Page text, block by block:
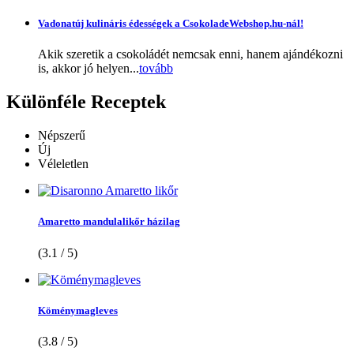
Vadonatúj kulináris édességek a CsokoladeWebshop.hu-nál!
Akik szeretik a csokoládét nemcsak enni, hanem ajándékozni
is, akkor jó helyen...tovább
Különféle Receptek
Népszerű
Új
Véleletlen
Amaretto mandulalikőr házilag
(3.1 / 5)
Köménymagleves
(3.8 / 5)